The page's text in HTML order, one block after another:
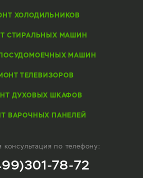
ХОЛОДИЛЬНИКОВ
СТИРАЛЬНЫХ МАШИН
МАШИН
ТЕЛЕВИЗОРОВ
ДУХОВЫХ ШКАФОВ
ВАРОЧНЫХ ПАНЕЛЕЙ
консультация по телефону:
78-72